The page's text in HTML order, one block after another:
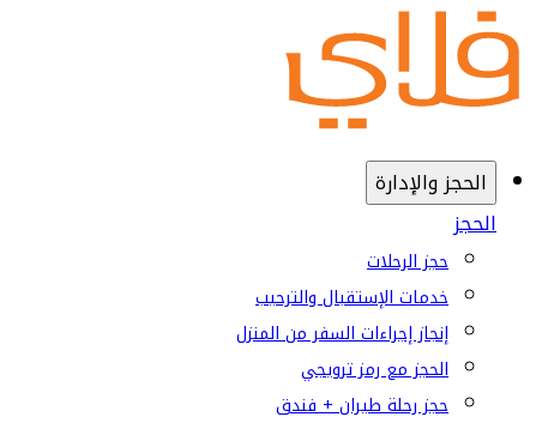
الحجز والإدارة
الحجز
حجز الرحلات
خدمات الإستقبال والترحيب
إنجاز إجراءات السفر من المنزل
الحجز مع رمز ترويجي
حجز رحلة طيران + فندق